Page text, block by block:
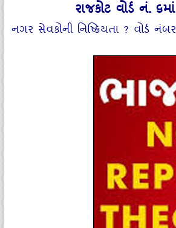
રાજકોટ વોર્ડ નં.
નગર સેવકોની નિષ્‍ક્રિયતા ? વોર્ડ